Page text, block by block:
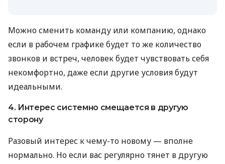
Можно сменить команду или компанию, однако
если в рабочем графике будет то же количество
звонков и встреч, человек будет чувствовать себя
некомфортно, даже если другие условия будут
идеальными.
4. Интерес системно смещается в другую
сторону
Разовый интерес к чему-то новому — вполне
нормально. Но если вас регулярно тянет в другую